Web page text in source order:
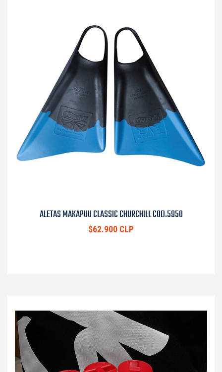
ALETAS MAKAPUU CLASSIC CHURCHILL COD.5950
$62.900 CLP